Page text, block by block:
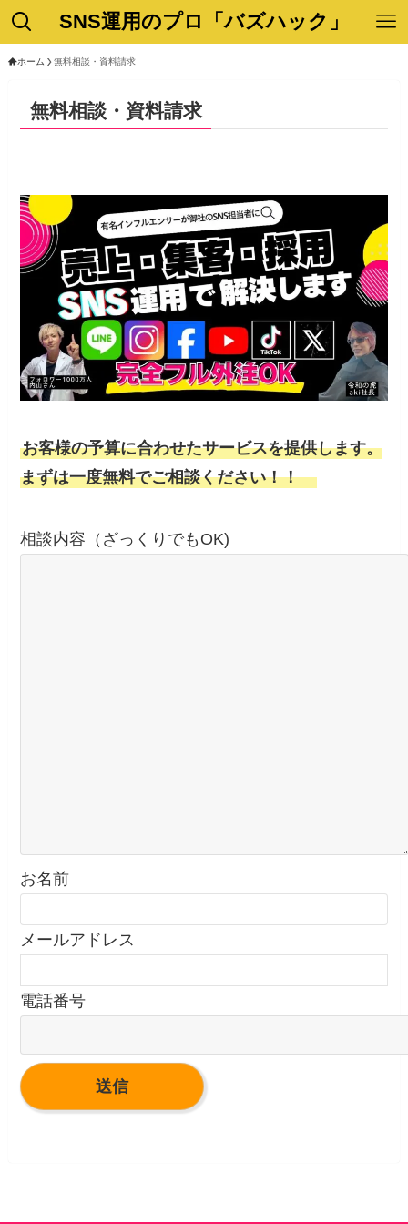
SNS運用のプロ「バズハック」
ホーム 無料相談・資料請求
無料相談・資料請求
お客様の予算に合わせたサービスを提供します。
まずは一度無料でご相談ください！！
相談内容（ざっくりでもOK)
お名前
メールアドレス
電話番号